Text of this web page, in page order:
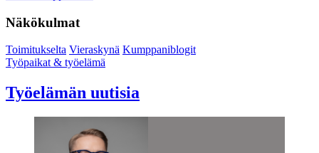
Näkökulmat
Toimitukselta Vieraskynä Kumppaniblogit
Työpaikat & työelämä
Työelämän uutisia